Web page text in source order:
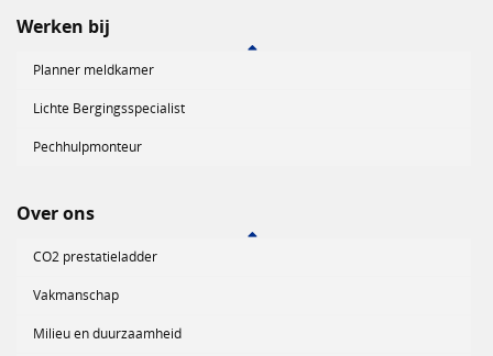
Werken bij
Planner meldkamer
Lichte Bergingsspecialist
Pechhulpmonteur
Over ons
CO2 prestatieladder
Vakmanschap
Milieu en duurzaamheid